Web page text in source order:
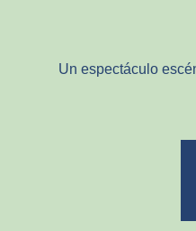
Un espectáculo